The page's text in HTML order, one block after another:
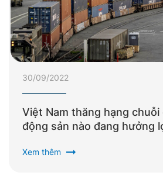
30/09/2022
Việt Nam thăng hạng
động sản nào đang hưởng
Xem thêm arrow_right_alt